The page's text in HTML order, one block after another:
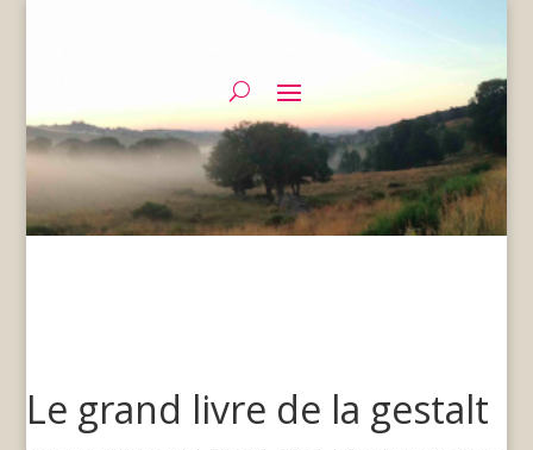
Le grand livre de la gestalt